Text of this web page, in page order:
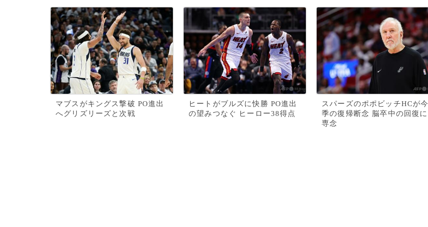
マブスがキングス撃破 PO進出
へグリズリーズと次戦
ヒートがブルズに快勝 PO進出
の望みつなぐ ヒーロー38得点
スパーズのポポビッチHCが今
季の復帰断念 脳卒中の回復に
専念